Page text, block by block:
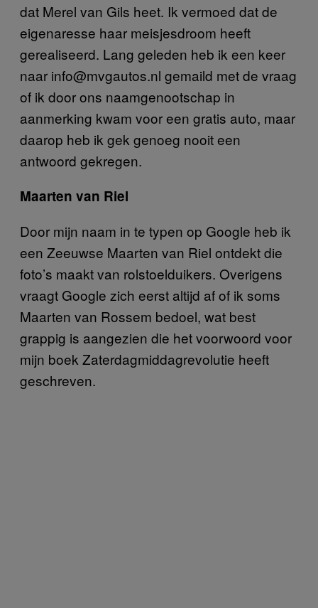
dat Merel van Gils heet. Ik vermoed dat de
eigenaresse haar meisjesdroom heeft
gerealiseerd. Lang geleden heb ik een keer
naar info@mvgautos.nl gemaild met de vraag
of ik door ons naamgenootschap in
aanmerking kwam voor een gratis auto, maar
daarop heb ik gek genoeg nooit een
antwoord gekregen.
Maarten van Riel
Door mijn naam in te typen op Google heb ik
een Zeeuwse Maarten van Riel ontdekt die
foto’s maakt van rolstoelduikers. Overigens
vraagt Google zich eerst altijd af of ik soms
Maarten van Rossem bedoel, wat best
grappig is aangezien die het voorwoord voor
mijn boek Zaterdagmiddagrevolutie heeft
geschreven.